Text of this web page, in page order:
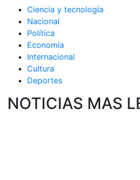
Ciencia y tecnología
Nacional
Política
Economía
Internacional
Cultura
Deportes
NOTICIAS MAS